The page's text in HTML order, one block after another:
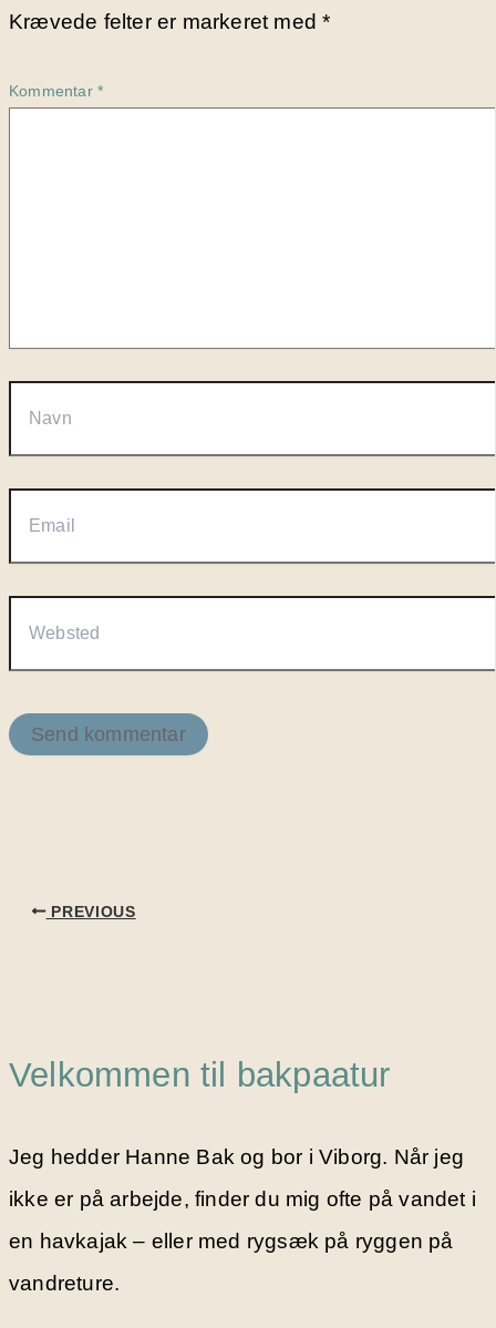
Krævede felter er markeret med*
Kommentar *
PREVIOUS
Velkommen til bakpaatur
Jeg hedder Hanne Bak og bor i Viborg. Når jeg
ikke er på arbejde, finder du mig ofte på vandet i
en havkajak – eller med rygsæk på ryggen på
vandreture.